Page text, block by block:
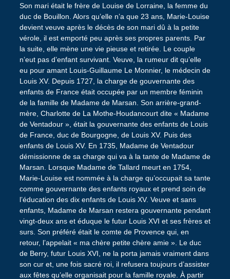
Son mari était le frère de Louise de Lorraine, la femme du
duc de Bouillon. Alors qu’elle n’a que 23 ans, Marie-Louise
devient veuve après le décès de son mari dû à la petite
vérole, il est emporté peu après ses propres parents. Par
la suite, elle mène une vie pieuse et retirée. Le couple
n’eut pas d’enfant survivant. Veuve, la rumeur dit qu’elle
eu pour amant Louis-Guillaume Le Monnier, le médecin de
Louis XV. Depuis 1727, la charge de gouvernante des
enfants de France était occupée par un membre féminin
de la famille de Madame de Marsan. Son arrière-grand-
mère, Charlotte de La Mothe-Houdancourt dite « Madame
de Ventadour », était la gouvernante des enfants de Louis
de France, duc de Bourgogne, de Louis XV. Puis des
enfants de Louis XV. En 1735, Madame de Ventadour
démissionne de sa charge qui va à la tante de Madame de
Marsan. Lorsque Madame de Tallard meurt en 1754,
Marie-Louise est nommée à la charge qu’occupait sa tante
comme gouvernante des enfants royaux et prend soin de
l’éducation des dix enfants de Louis XV. Veuve et sans
enfants, Madame de Marsan restera gouvernante pendant
vingt-deux ans et éduque le futur Louis XVI et ses frères et
surs. Son préféré était le comte de Provence qui, en
retour, l’appelait « ma chère petite chère amie ». Le duc
de Berry, futur Louis XVI, ne la porta jamais vraiment dans
son cur et, une fois sacré roi, il refusera toujours d’assister
aux fêtes qu’elle organisait pour la famille royale. À partir